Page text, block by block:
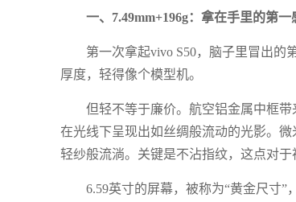
一、7.49mm+196g：拿在手里的第一
第一次拿起vivo S50，脑子里冒出的
厚度，轻得像个模型机。
但轻不等于廉价。航空铝金属中框
在光线下呈现出如丝绸般流动的光影。
轻纱般流淌。关键是不沾指纹，这点对于
6.59英寸的屏幕，被称为“黄金尺寸